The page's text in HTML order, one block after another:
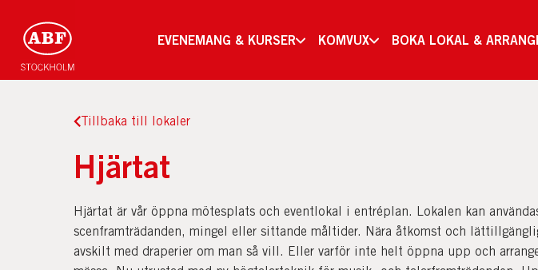
EVENEMANG & KURSER KOMVUX BOKA LOKAL &
Tillbaka till lokaler
Hjärtat
Hjärtat är vår öppna mötesplats och eventlokal i entréplan. Lokalen kan
scenframträdanden, mingel eller sittande måltider. Nära åtkomst och
avskilt med draperier om man så vill. Eller varför inte helt öppna upp och